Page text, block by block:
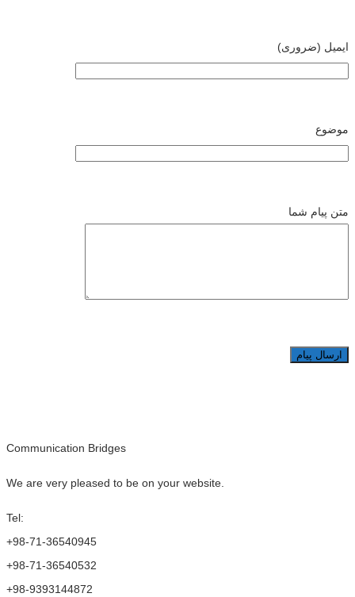
ایمیل (ضروری)
موضوع
متن پیام شما
Communication Bridges
We are very pleased to be on your website.
Tel:
+98-71-36540945
+98-71-36540532
+98-9393144872